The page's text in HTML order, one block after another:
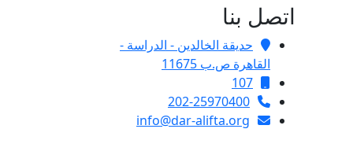
اتصل بنا
حديقة الخالدين - الدراسة -
القاهرة ص.ب 11675
107
202-25970400
info@dar-alifta.org